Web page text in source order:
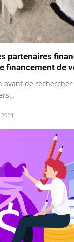
partenaires
financement de
avant de